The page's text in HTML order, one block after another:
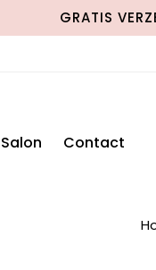
GRATIS
Salon Contact